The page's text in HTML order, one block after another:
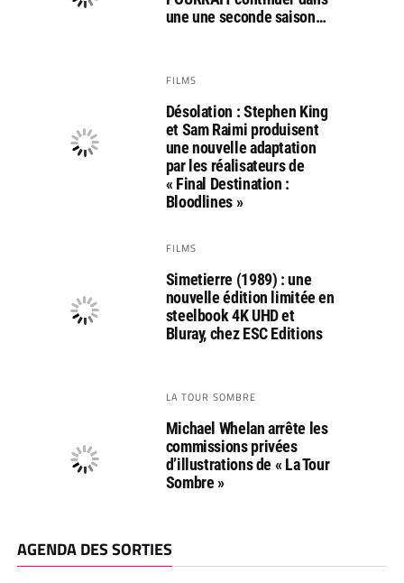
une une seconde saison…
FILMS
Désolation : Stephen King
et Sam Raimi produisent
une nouvelle adaptation
par les réalisateurs de
« Final Destination :
Bloodlines »
FILMS
Simetierre (1989) : une
nouvelle édition limitée en
steelbook 4K UHD et
Bluray, chez ESC Editions
LA TOUR SOMBRE
Michael Whelan arrête les
commissions privées
d’illustrations de « La Tour
Sombre »
AGENDA DES SORTIES